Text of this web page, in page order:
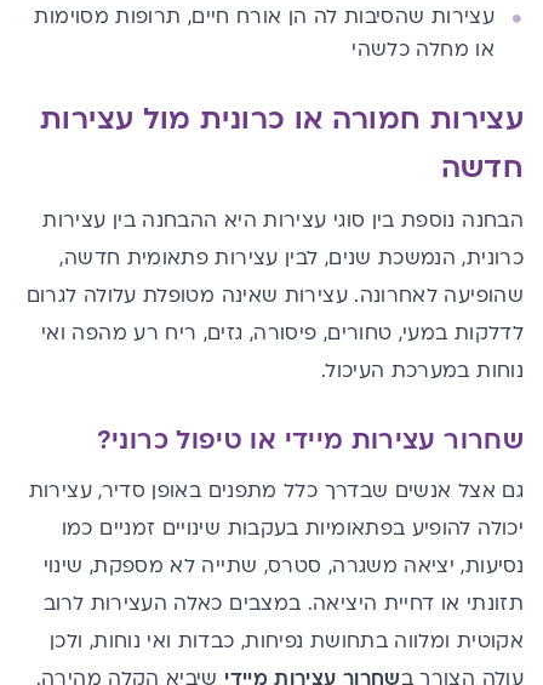
עצירות שהסיבות לה הן אורח חיים, תרופות מסוימות
או מחלה כלשהי
עצירות חמורה או כרונית מול עצירות
חדשה
הבחנה נוספת בין סוגי עצירות היא ההבחנה בין עצירות
כרונית, הנמשכת שנים, לבין עצירות פתאומית חדשה,
שהופיעה לאחרונה.עצירות שאינה מטופלתעלולה לגרום
לדלקות במעי, טחורים, פיסורה, גזים, ריח רע מהפה ואי
נוחות במערכת העיכול.
שחרור עצירות מיידי או טיפול כרוני?
גם אצל אנשים שבדרך כלל מתפנים באופן סדיר, עצירות
יכולה להופיע בפתאומיות בעקבות שינויים זמניים כמו
נסיעות, יציאה משגרה, סטרס, שתייה לא מספקת, שינוי
תזונתי או דחיית היציאה. במצבים כאלה העצירות לרוב
אקוטית ומלווה בתחושת נפיחות, כבדות ואי נוחות, ולכן
עולה הצורך בשחרור עצירות מיידי שיביא הקלה מהירה.